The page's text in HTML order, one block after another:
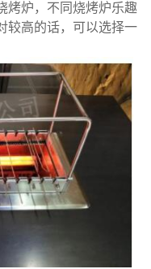
烤炉，不同烧烤炉乐趣
较高的话，可以选择一